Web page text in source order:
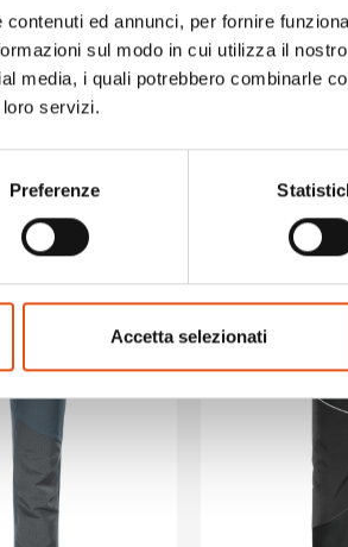
ed annunci, per fornire
sul modo in cui utilizza il
media, i quali potrebbero combinarle
servizi.
Preferenze
Accetta selezionati
MAN